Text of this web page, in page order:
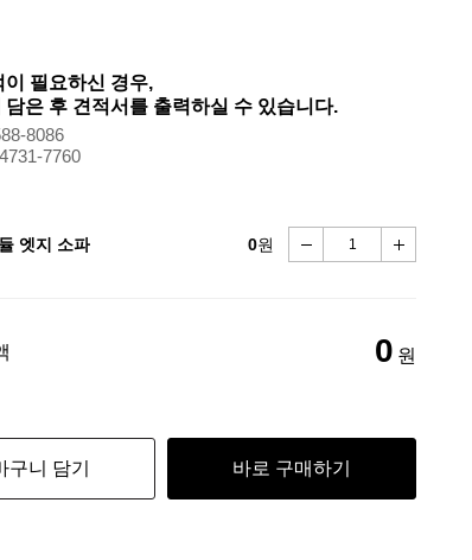
이 필요하신 경우,
담은 후 견적서를 출력하실 수 있습니다.
8086
7760
엣지 소파 0원
0 원
구니 담기 바로 구매하기